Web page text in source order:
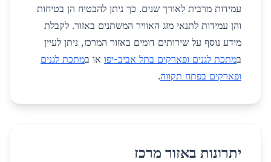
עמידות מרבית לאורך שנים. כך ניתן להבטיח הן בטיחות
והן עמידות לתנאי מזג האוויר המשתנים באזור. לקבלת
מידע נוסף על שירותים דומים באזור המרכז, ניתן לעיין
במתכת לגנים ופארקים בתל אביב-יפו או במתכת לגנים
ופארקים בפתח תקווה.
יתרונות באזור מרכז